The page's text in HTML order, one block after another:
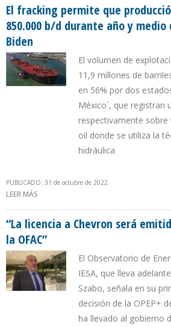
ESEQUIBO”
El fracking permite que
850.000 b/d durante año y
Biden
El volumen de
11,9 millones de
en 56% por dos
México´, que registran
respectivamente
oil donde se utiliza la
hidráulica
PUBLICADO: 31 de octubre de 2022
LEER MÁS
“La licencia a Chevron será
la OFAC”
El Observatorio de
IESA, que lleva
Szabo, señala en su
decisión de la OPEP+
ha llevado al gobierno